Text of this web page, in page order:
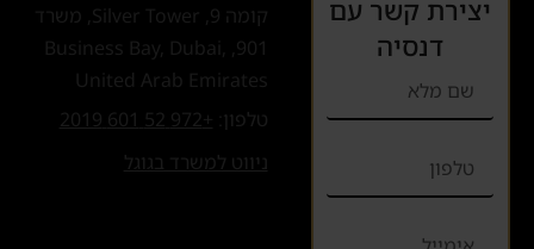
יצירת קשר עם
דנסיה
קומה 9, Silver Tower, משרד
901, Business Bay, Dubai,
United Arab Emirates
טלפון:
+972 52 601 2019
ניווט למשרד בגוגל